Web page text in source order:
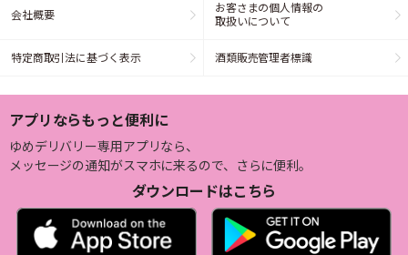
会社概要
お客さまの個人情報の
取扱いについて
特定商取引法に基づく表示 酒類販売管理者標識
アプリならもっと便利に
ゆめデリバリー専用アプリなら、
メッセージの通知がスマホに来るので、さらに便利。
ダウンロードはこちら